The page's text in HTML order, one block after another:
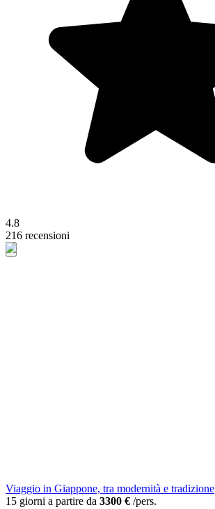
4.8
216 recensioni
Viaggio in Giappone, tra modernità e tradizione
15 giorni a partire da 3300 € /pers.